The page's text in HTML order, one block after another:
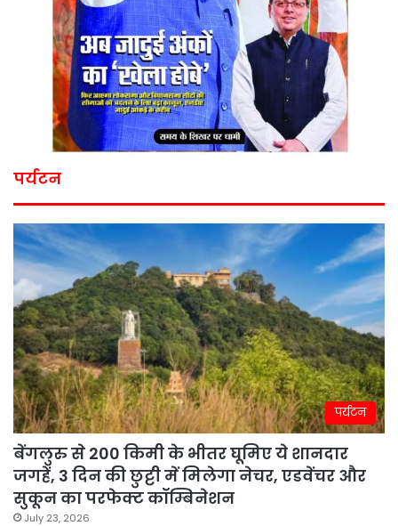
पर्यटन
पर्यटन
बेंगलुरु से 200 किमी के भीतर घूमिए ये शानदार
जगहें, 3 दिन की छुट्टी में मिलेगा नेचर, एडवेंचर और
सुकून का परफेक्ट कॉम्बिनेशन
July 23, 2026